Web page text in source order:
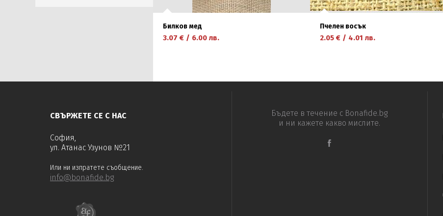
Билков мед
3.07 € / 6.00 лв.
Пчелен восък
2.05 € / 4.01 лв.
СВЪРЖЕТЕ СЕ С НАС
София,
ул. Атанас Узунов №21
Или ни изпратете съобщение.
info@bonafide.bg
Бъдете в течение с Bonafide.bg
и ни кажете какво мислите.